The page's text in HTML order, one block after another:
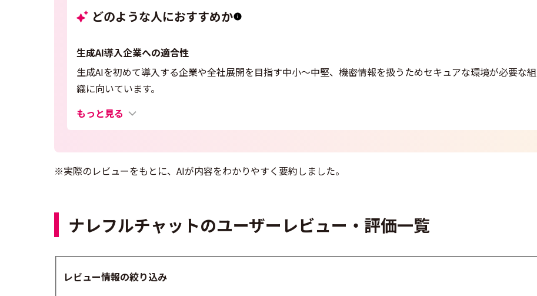
どのような人におすすめか
生成AI導入企業への適合性
生成AIを初めて導入する企業や全社展開を目指す中小〜中堅、機密情報を扱うためセキュアな環境が必要な組
織に向いています。
もっと見る
※実際のレビューをもとに、AIが内容をわかりやすく要約しました。
ナレフルチャットのユーザーレビュー・評価一覧
レビュー情報の絞り込み